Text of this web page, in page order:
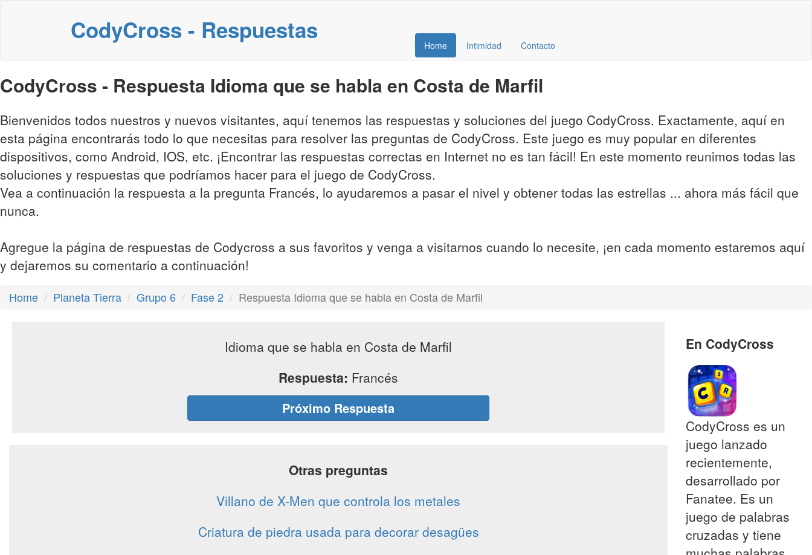
CodyCross - Respuestas
Home Intimidad Contacto
CodyCross - Respuesta Idioma que se habla en Costa de Marfil
Bienvenidos todos nuestros y nuevos visitantes, aquí tenemos las respuestas y soluciones del juego CodyCross. Exactamente, aquí en
esta página encontrarás todo lo que necesitas para resolver las preguntas de CodyCross. Este juego es muy popular en diferentes
dispositivos, como Android, IOS, etc. ¡Encontrar las respuestas correctas en Internet no es tan fácil! En este momento reunimos todas las
soluciones y respuestas que podríamos hacer para el juego de CodyCross.
Vea a continuación la respuesta a la pregunta Francés, lo ayudaremos a pasar el nivel y obtener todas las estrellas ... ahora más fácil que
nunca.
Agregue la página de respuestas de Codycross a sus favoritos y venga a visitarnos cuando lo necesite, ¡en cada momento estaremos aquí
y dejaremos su comentario a continuación!
Home Planeta Tierra Grupo 6 Fase 2 Respuesta Idioma que se habla en Costa de Marfil
Idioma que se habla en Costa de Marfil
Respuesta: Francés
Próximo Respuesta
Otras preguntas
Villano de X-Men que controla los metales
Criatura de piedra usada para decorar desagües
En CodyCross
CodyCross es un
juego lanzado
recientemente,
desarrollado por
Fanatee. Es un
juego de palabras
cruzadas y tiene